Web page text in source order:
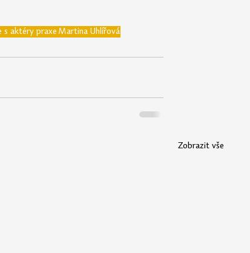
s aktéry praxe Martina Uhlířová
Zobrazit vše